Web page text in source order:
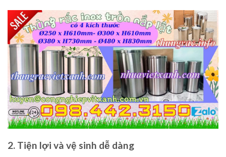
2. Tiện lợi và vệ sinh dễ dàng